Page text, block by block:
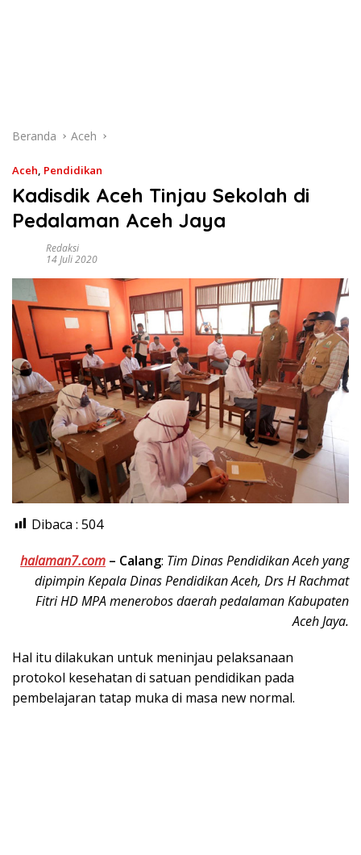
Beranda Aceh
Aceh, Pendidikan
Kadisdik Aceh Tinjau Sekolah di
Pedalaman Aceh Jaya
Redaksi
14 Juli 2020
Dibaca : 504
halaman7.com – Calang: Tim Dinas Pendidikan Aceh yang
dipimpin Kepala Dinas Pendidikan Aceh, Drs H Rachmat
Fitri HD MPA menerobos daerah pedalaman Kabupaten
Aceh Jaya.
Hal itu dilakukan untuk meninjau pelaksanaan
protokol kesehatan di satuan pendidikan pada
pembelajaran tatap muka di masa new normal.